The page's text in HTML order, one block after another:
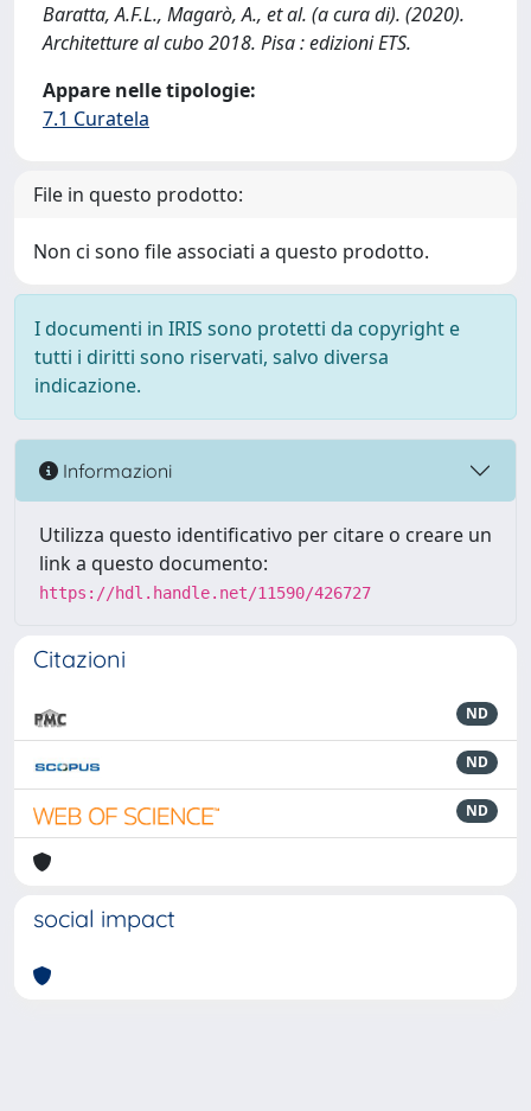
Baratta, A.F.L., Magarò, A., et al. (a cura di). (2020).
Architetture al cubo 2018. Pisa : edizioni ETS.
Appare nelle tipologie:
7.1 Curatela
File in questo prodotto:
Non ci sono file associati a questo prodotto.
I documenti in IRIS sono protetti da copyright e
tutti i diritti sono riservati, salvo diversa
indicazione.
Informazioni
Utilizza questo identificativo per citare o creare un
link a questo documento:
https://hdl.handle.net/11590/426727
Citazioni
ND
ND
ND
social impact